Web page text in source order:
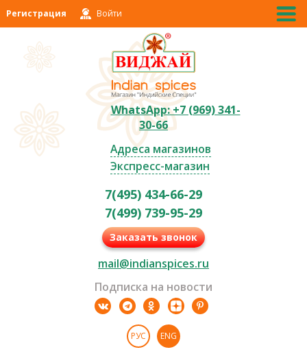
Регистрация Войти
WhatsApp: +7 (969) 341-
30-66
Адреса магазинов
Экспресс-магазин
7(495) 434-66-29
7(499) 739-95-29
Заказать звонок
mail@indianspices.ru
Подписка на новости
РУС ENG